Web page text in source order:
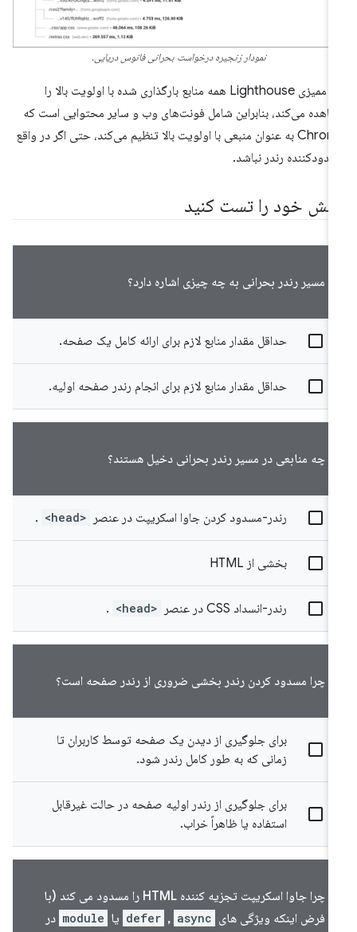
نمودار زنجیره درخواست بحرانی فانوس دریایی.
این ممیزی Lighthouse همه منابع بارگذاری شده با اولویت بالا را
می‌کند، بنابراین شامل فونت‌های وب و سایر محتوایی است که
Chrome به عنوان منبعی با اولویت بالا تنظیم می‌کند، حتی اگر در واقع
رندر نباشد.
خود را تست کنید
مسیر رندر بحرانی به چه چیزی اشاره دارد؟
حداقل مقدار منابع لازم برای ارائه کامل یک صفحه.
حداقل مقدار منابع لازم برای انجام رندر صفحه اولیه.
چه منابعی در مسیر رندر بحرانی دخیل هستند؟
رندر-مسدود کردن جاوا اسکریپت در عنصر <head>
.
بخشی از HTML
رندر-انسداد CSS در عنصر <head>
.
چرا مسدود کردن رندر بخشی ضروری از رندر صفحه است؟
برای جلوگیری از دیدن یک صفحه توسط کاربران تا
زمانی که به طور کامل رندر شود.
برای جلوگیری از رندر اولیه صفحه در حالت غیرقابل
استفاده یا ظاهراً خراب.
چرا جاوا اسکریپت تجزیه کننده HTML را مسدود می کند (با
فرض اینکه ویژگی های
defer , async یا module در